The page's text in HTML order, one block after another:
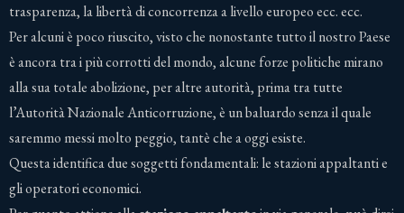
trasparenza, la libertà di concorrenza a livello europeo ecc. ecc.
Per alcuni è poco riuscito, visto che nonostante tutto il nostro Paese
è ancora tra i più corrotti del mondo, alcune forze politiche mirano
alla sua totale abolizione, per altre autorità, prima tra tutte
l’Autorità Nazionale Anticorruzione, è un baluardo senza il quale
saremmo messi molto peggio, tantè che a oggi esiste.
Questa identifica due soggetti fondamentali: le stazioni appaltanti e
gli operatori economici.